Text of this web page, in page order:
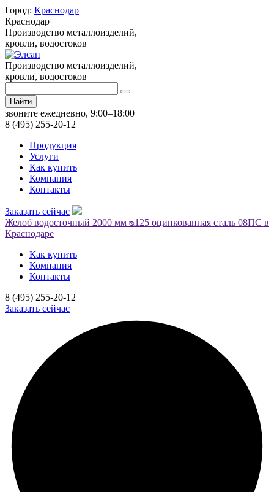
Город: Краснодар
Краснодар
Производство металлоизделий,
кровли, водостоков
Производство металлоизделий,
кровли, водостоков
Найти
звоните ежедневно, 9:00–18:00
8 (495) 255-20-12
Продукция
Услуги
Как купить
Компания
Контакты
Заказать сейчас
Желоб водосточный 2000 мм ᴓ125 оцинкованная сталь 08ПС в
Краснодаре
Как купить
Компания
Контакты
8 (495) 255-20-12
Заказать сейчас